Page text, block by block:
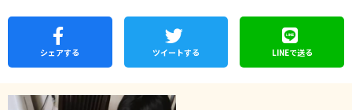
シェアする ツイートする LINEで送る